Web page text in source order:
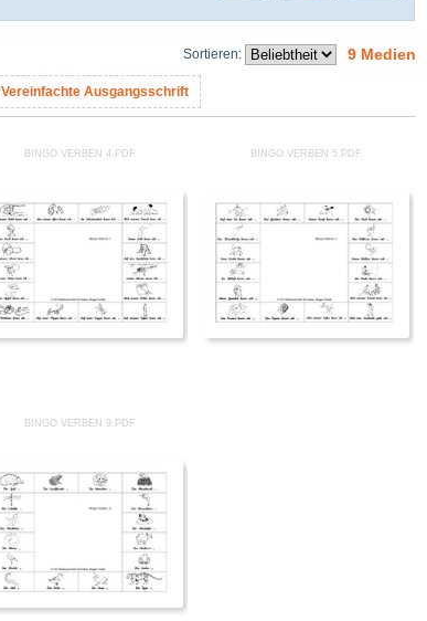
Sortieren: 9 Medien
Vereinfachte Ausgangsschrift
BINGO VERBEN 4.PDF BINGO VERBEN 5.PDF
BINGO VERBEN 9.PDF